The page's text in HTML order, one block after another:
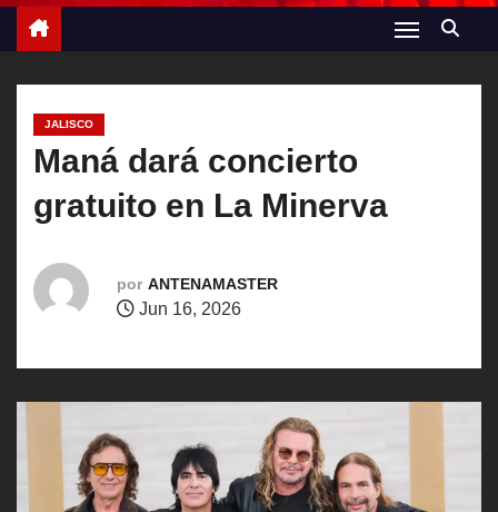
JALISCO
Maná dará concierto
gratuito en La Minerva
por ANTENAMASTER
Jun 16, 2026